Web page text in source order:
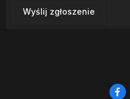
Wyślij zgłoszenie